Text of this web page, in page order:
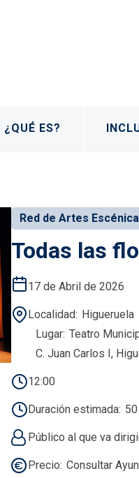
¿QUÉ ES?
Red de Artes
Todas las
17 de Abril de 2026
Localidad Higueruela
Lugar Teatro
C. Juan Carlos I,
12:00
Duración estimada
Público al que va
Precio Consultar